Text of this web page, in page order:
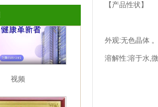
【产品性状】
外观:无色晶体
溶解性:溶于水,